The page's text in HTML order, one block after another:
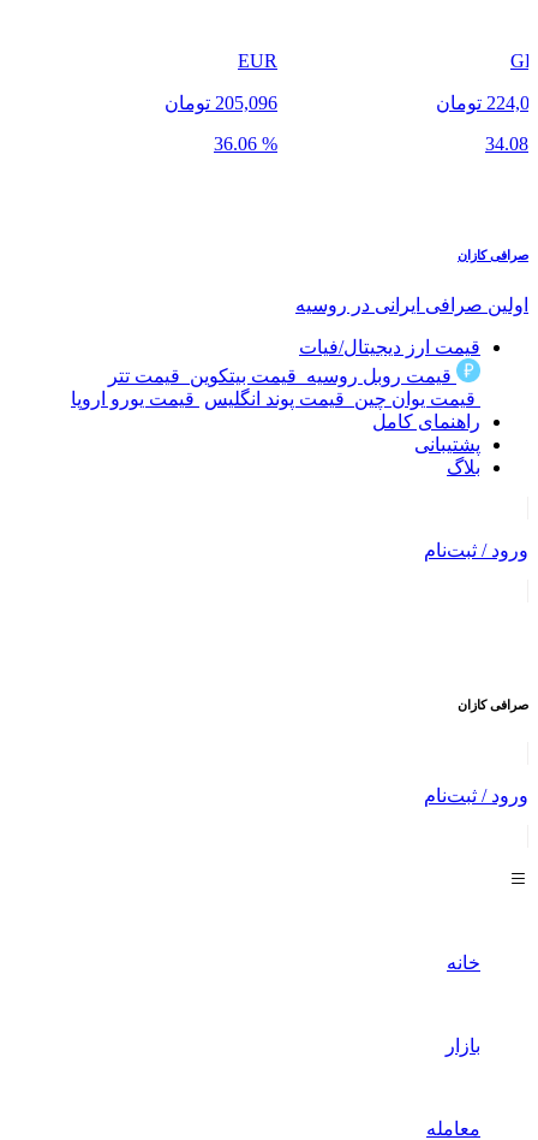
صرافیکازان
اولین صرافی ایرانی در روسیه
قیمت ارز دیجیتال/فیات
قیمت روبل روسیه قیمت بیتکوین قیمت تتر
قیمت یوان چین قیمت پوند انگلیس قیمت یورو اروپا
راهنمای کامل
پشتیبانی
بلاگ
ورود / ثبت‌نام
صرافیکازان
ورود / ثبت‌نام
خانه
بازار
معامله